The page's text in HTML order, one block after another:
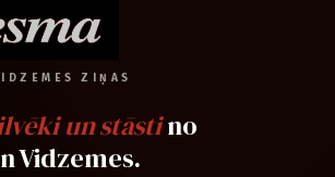
ZIŅAS
un stāstino
Vidzemes.